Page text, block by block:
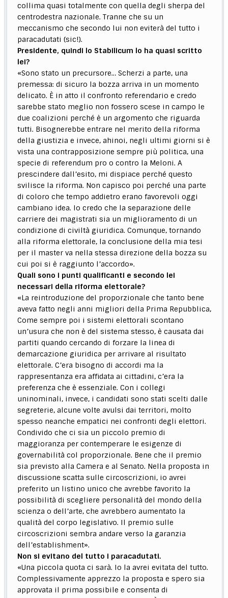
collima quasi totalmente con quella degli sherpa del
centrodestra nazionale. Tranne che su un
meccanismo che secondo lui non eviterà del tutto i
paracadutati (sic!).
Presidente, quindi lo Stabilicum lo ha quasi scritto
lei?
«Sono stato un precursore… Scherzi a parte, una
premessa: di sicuro la bozza arriva in un momento
delicato. È in atto il confronto referendario e credo
sarebbe stato meglio non fossero scese in campo le
due coalizioni perché è un argomento che riguarda
tutti. Bisognerebbe entrare nel merito della riforma
della giustizia e invece, ahinoi, negli ultimi giorni si è
vista una contrapposizione sempre più politica, una
specie di referendum pro o contro la Meloni. A
prescindere dall’esito, mi dispiace perché questo
svilisce la riforma. Non capisco poi perché una parte
di coloro che tempo addietro erano favorevoli oggi
cambiano idea. Io credo che la separazione delle
carriere dei magistrati sia un miglioramento di un
condizione di civiltà giuridica. Comunque, tornando
alla riforma elettorale, la conclusione della mia tesi
per il master va nella stessa direzione della bozza su
cui poi si è raggiunto l’accordo».
Quali sono i punti qualificanti e secondo lei
necessari della riforma elettorale?
«La reintroduzione del proporzionale che tanto bene
aveva fatto negli anni migliori della Prima Repubblica,
Come sempre poi i sistemi elettorali scontano
un’usura che non è del sistema stesso, è causata dai
partiti quando cercando di forzare la linea di
demarcazione giuridica per arrivare al risultato
elettorale. C’era bisogno di accordi ma la
rappresentanza era affidata ai cittadini, c’era la
preferenza che è essenziale. Con i collegi
uninominali, invece, i candidati sono stati scelti dalle
segreterie, alcune volte avulsi dai territori, molto
spesso neanche empatici nei confronti degli elettori.
Condivido che ci sia un piccolo premio di
maggioranza per contemperare le esigenze di
governabilità col proporzionale. Bene che il premio
sia previsto alla Camera e al Senato. Nella proposta in
discussione scatta sulle circoscrizioni, io avrei
preferito un listino unico che avrebbe favorito la
possibilità di scegliere personalità del mondo della
scienza o dell’arte, che avrebbero aumentato la
qualità del corpo legislativo. Il premio sulle
circoscrizioni sembra andare verso la garanzia
dell’establishment».
Non si evitano del tutto i paracadutati.
«Una piccola quota ci sarà. Io la avrei evitata del tutto.
Complessivamente apprezzo la proposta e spero sia
approvata il prima possibile e consenta di